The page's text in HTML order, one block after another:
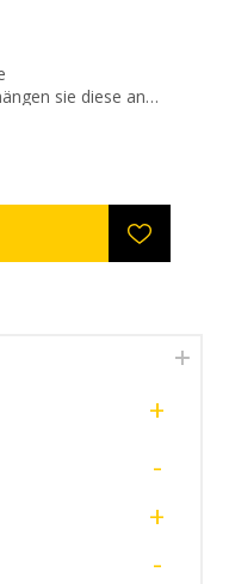
sie diese an
sie die
vom Honig
entflüchten.
+
-
+
-